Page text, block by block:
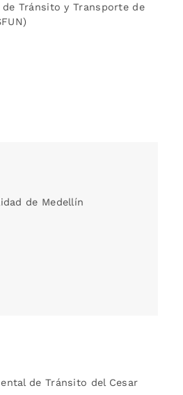
Tránsito y Transporte de
de Medellín
de Tránsito del Cesar